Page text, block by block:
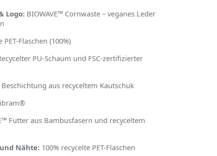
Logo:BIOWAVE™ Cornwaste – veganes Leder
Flaschen (100%)
PU-Schaum und FSC-zertifizierter
aus recyceltem Kautschuk
®
Futter aus Bambusfasern und recyceltem
Nähte:100% recycelte PET-Flaschen